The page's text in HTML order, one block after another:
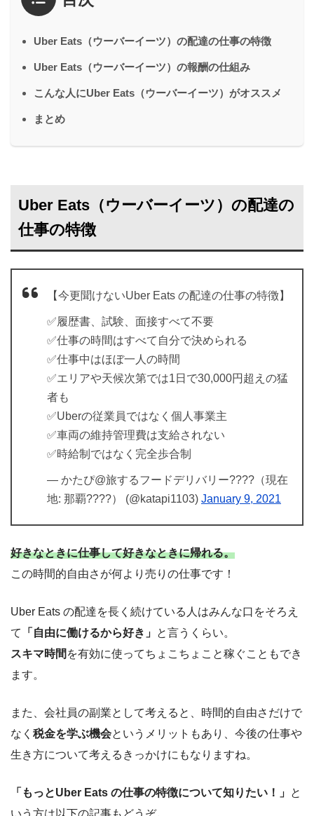
Uber Eats（ウーバーイーツ）の配達の仕事の特徴
Uber Eats（ウーバーイーツ）の報酬の仕組み
こんな人にUber Eats（ウーバーイーツ）がオススメ
まとめ
Uber Eats（ウーバーイーツ）の配達の
仕事の特徴
【今更聞けないUber Eats の配達の仕事の特徴】
✅履歴書、試験、面接すべて不要
✅仕事の時間はすべて自分で決められる
✅仕事中はほぼ一人の時間
✅エリアや天候次第では1日で30,000円超えの猛
者も
✅Uberの従業員ではなく個人事業主
✅車両の維持管理費は支給されない
✅時給制ではなく完全歩合制
— かたぴ@旅するフードデリバリー????（現在
地: 那覇????） (@katapi1103) January 9, 2021
好きなときに仕事して好きなときに帰れる。
この時間的自由さが何より売りの仕事です！
Uber Eats の配達を長く続けている人はみんな口をそろえ
て
「自由に働けるから好き」 と言うくらい。
スキマ時間 を有効に使ってちょこちょこと稼ぐこともでき
ます。
また、会社員の副業として考えると、時間的自由さだけで
なく 税金を学ぶ機会というメリットもあり、今後の仕事や
生き方について考えるきっかけにもなりますね。
「もっとUber Eats の仕事の特徴について知りたい！」 と